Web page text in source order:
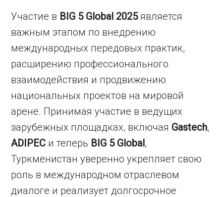
Участие в BIG 5 Global 2025является
важным этапом по внедрению
международных передовых практик,
расширению профессионального
взаимодействия и продвижению
национальных проектов на мировой
арене. Принимая участие в ведущих
зарубежных площадках, включая Gastech,
ADIPEC и теперь BIG 5 Global,
Туркменистан уверенно укрепляет свою
роль в международном отраслевом
диалоге и реализует долгосрочное